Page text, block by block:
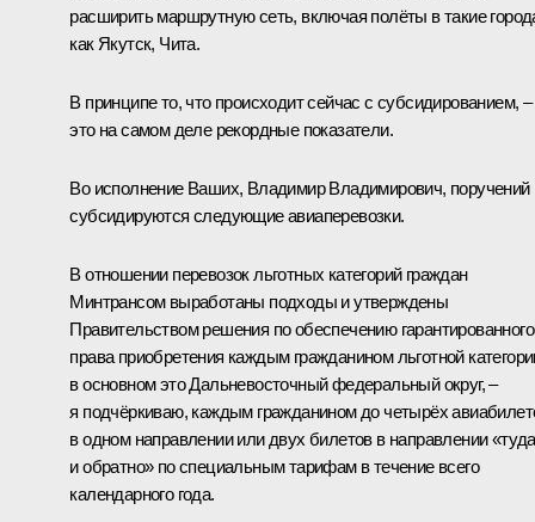
расширить маршрутную сеть, включая полёты в такие
как Якутск, Чита.
В принципе то, что происходит сейчас с субсидированием, –
это на самом деле рекордные показатели.
Во исполнение Ваших, Владимир Владимирович, поручений
субсидируются следующие авиаперевозки.
В отношении перевозок льготных категорий граждан
Минтрансом выработаны подходы и утверждены
Правительством решения по обеспечению гарантированного
права приобретения каждым гражданином льготной
в основном это Дальневосточный федеральный округ, –
я подчёркиваю, каждым гражданином до четырёх
в одном направлении или двух билетов в направлении «туда
и обратно» по специальным тарифам в течение всего
календарного года.